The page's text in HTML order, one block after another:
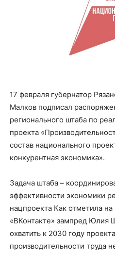
17 февраля губернатор
Малков подписал
регионального штаба по
проекта
состав национального
конкурентная экономика».
Задача штаба –
эффективности экономики
нацпроекта Как отметила
«ВКонтакте» зампред Юлия
охватить к 2030 году
производительности труда